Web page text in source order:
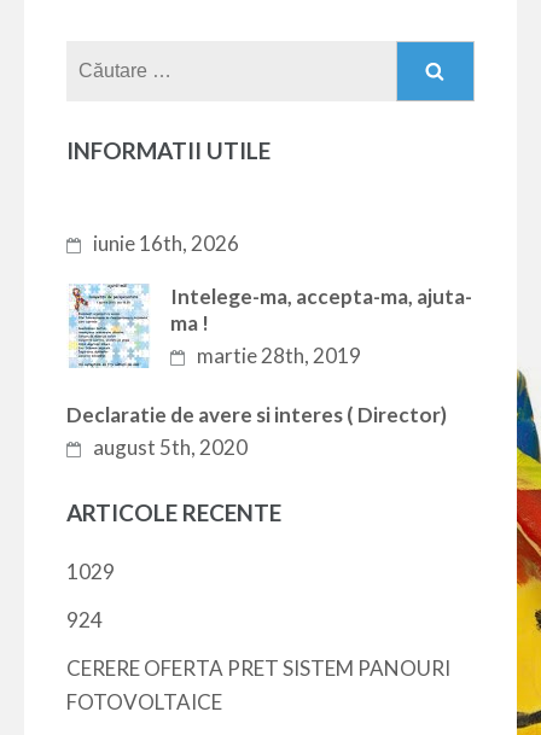
INFORMATII UTILE
iunie 16th, 2026
Intelege-ma, accepta-ma, ajuta-
ma !
martie 28th, 2019
Declaratie de avere si interes ( Director)
august 5th, 2020
ARTICOLE RECENTE
1029
924
CERERE OFERTA PRET SISTEM PANOURI
FOTOVOLTAICE